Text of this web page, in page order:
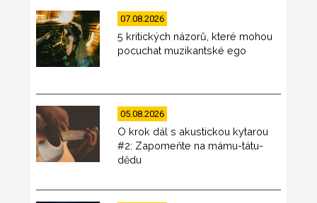
07.08.2026
5 kritických názorů, které mohou
pocuchat muzikantské ego
05.08.2026
O krok dál s akustickou kytarou
#2: Zapomeňte na mámu-tátu-
dědu